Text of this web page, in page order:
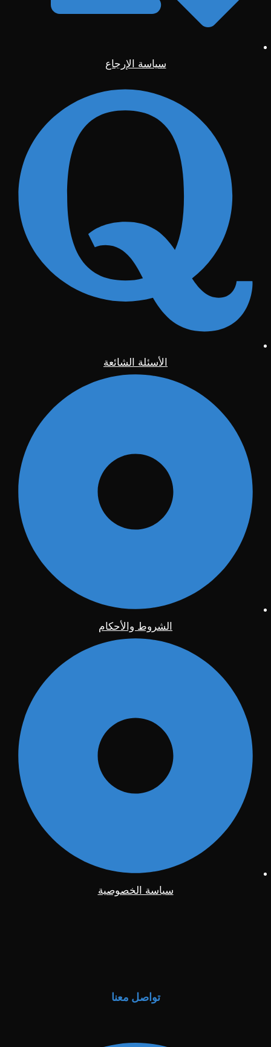
سياسة الإرجاع
الأسئلة الشائعة
الشروط والأحكام
سياسة الخصوصية
تواصل معنا